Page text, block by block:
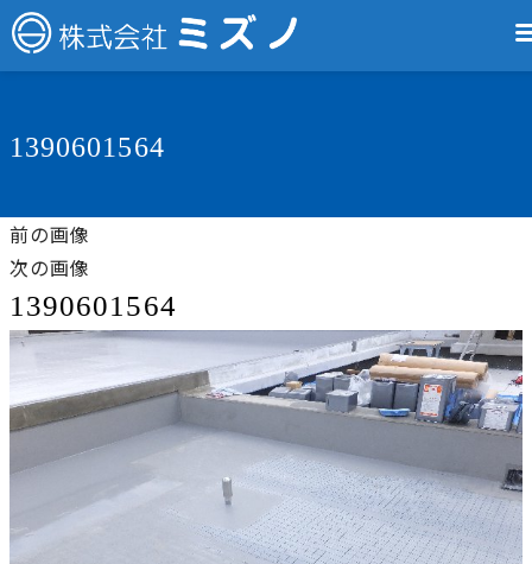
1390601564
前の画像
次の画像
1390601564